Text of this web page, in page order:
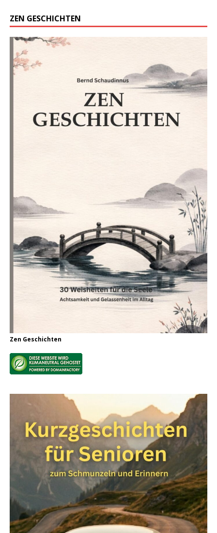
ZEN GESCHICHTEN
Zen Geschichten